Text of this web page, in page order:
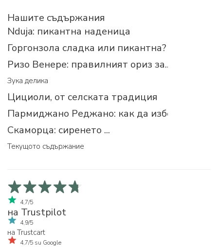
Нашите съдържания
Nduja: пикантна наденица
Горгонзола сладка или пикантна?
Ризо Венере: правилният ориз за...
Зука делика
Цициоли, от селската традиция
Пармиджано Реджано: как да изберем
Скаморца: сиренето ...
Текущото съдържание
4,7/5
на Trustpilot
4,9/5
на Trustcart
4,7/5 su Google